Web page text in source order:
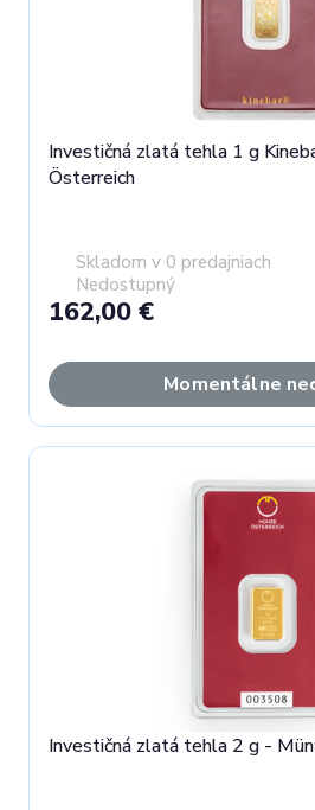
Investičná zlatá tehla 1 g
Österreich
Skladom v 0 predajniach
Nedostupný
162,00 €
Momentálne
Investičná zlatá tehla 2 g -